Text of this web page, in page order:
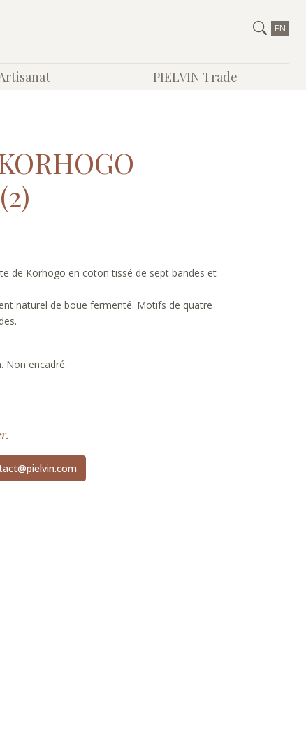
EN
PIELVIN Trade
de Korhogo en coton tissé de sept bandes et
naturel de boue fermenté. Motifs de quatre
Non encadré.